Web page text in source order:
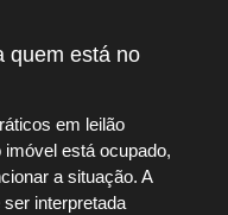
quem está no
em leilão
imóvel está ocupado,
a situação. A
interpretada